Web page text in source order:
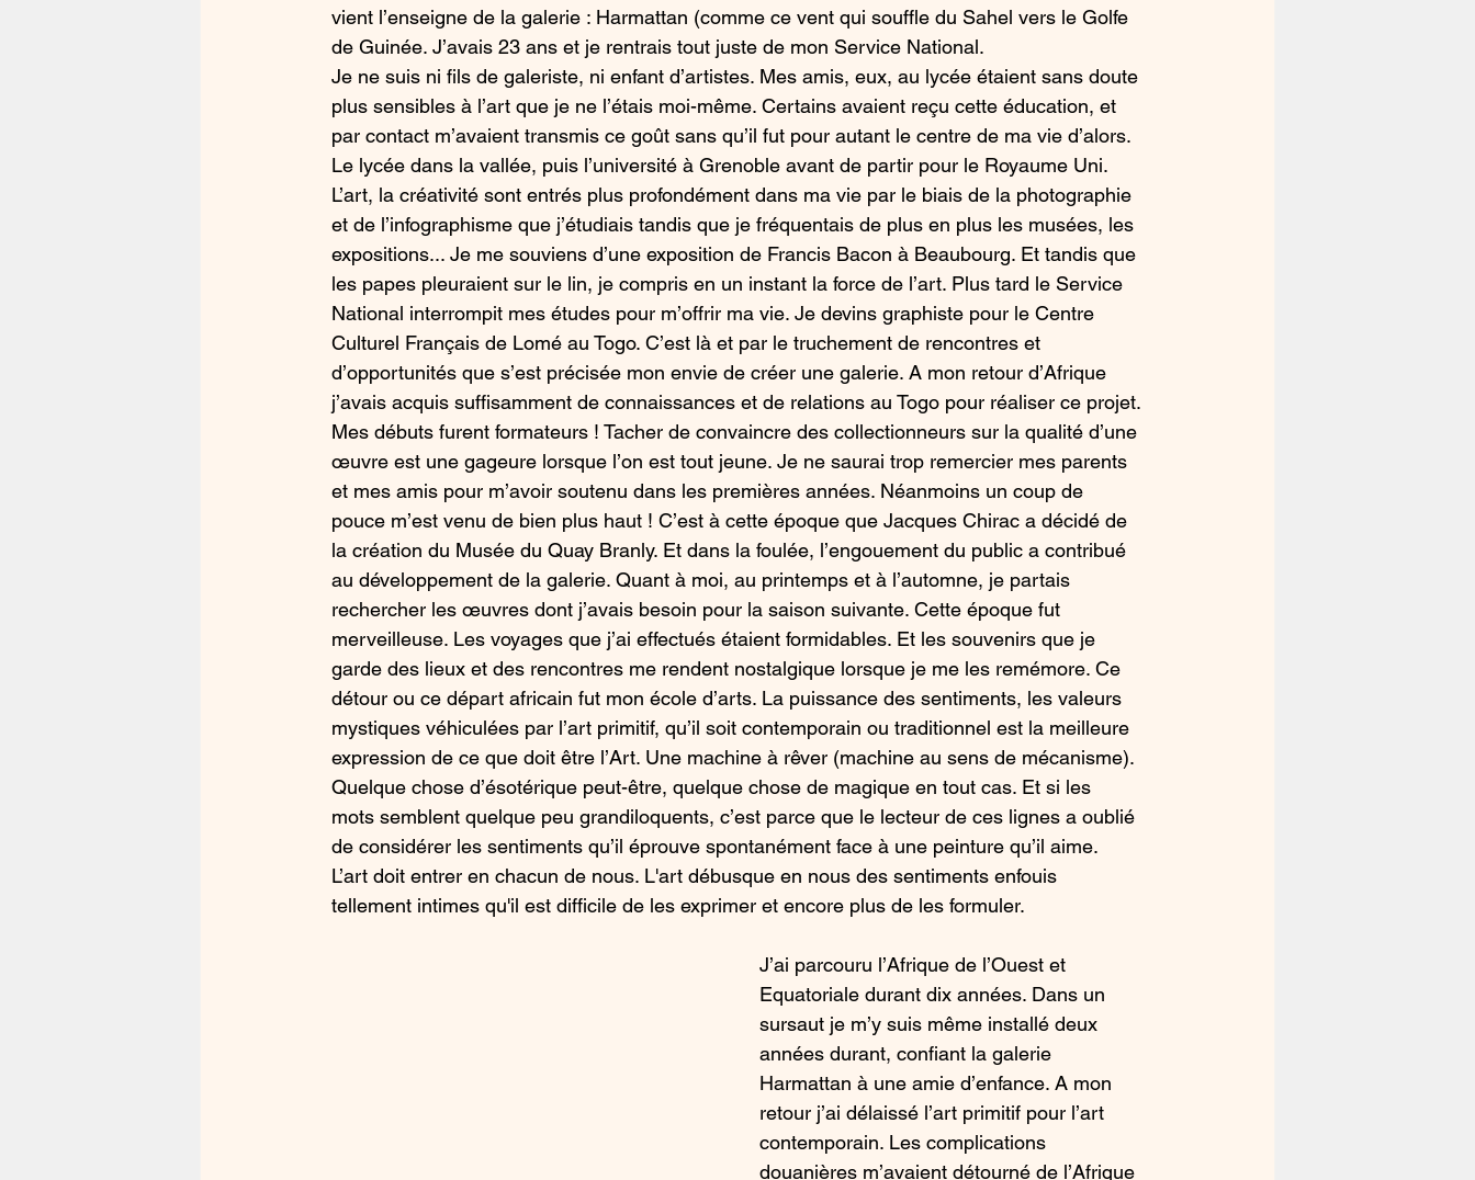
vient l’enseigne de la galerie : Harmattan (comme ce vent qui souffle du Sahel vers le Golfe
de Guinée. J’avais 23 ans et je rentrais tout juste de mon Service National.
Je ne suis ni fils de galeriste, ni enfant d’artistes. Mes amis, eux, au lycée étaient sans doute
plus sensibles à l’art que je ne l’étais moi-même. Certains avaient reçu cette éducation, et
par contact m’avaient transmis ce goût sans qu’il fut pour autant le centre de ma vie d’alors.
Le lycée dans la vallée, puis l’université à Grenoble avant de partir pour le Royaume Uni.
L’art, la créativité sont entrés plus profondément dans ma vie par le biais de la photographie
et de l’infographisme que j’étudiais tandis que je fréquentais de plus en plus les musées, les
expositions... Je me souviens d’une exposition de Francis Bacon à Beaubourg. Et tandis que
les papes pleuraient sur le lin, je compris en un instant la force de l’art. Plus tard le Service
National interrompit mes études pour m’offrir ma vie. Je devins graphiste pour le Centre
Culturel Français de Lomé au Togo. C’est là et par le truchement de rencontres et
d’opportunités que s’est précisée mon envie de créer une galerie. A mon retour d’Afrique
j’avais acquis suffisamment de connaissances et de relations au Togo pour réaliser ce projet.
Mes débuts furent formateurs ! Tacher de convaincre des collectionneurs sur la qualité d’une
œuvre est une gageure lorsque l’on est tout jeune. Je ne saurai trop remercier mes parents
et mes amis pour m’avoir soutenu dans les premières années. Néanmoins un coup de
pouce m’est venu de bien plus haut ! C’est à cette époque que Jacques Chirac a décidé de
la création du Musée du Quay Branly. Et dans la foulée, l’engouement du public a contribué
au développement de la galerie. Quant à moi, au printemps et à l’automne, je partais
rechercher les œuvres dont j’avais besoin pour la saison suivante. Cette époque fut
merveilleuse. Les voyages que j’ai effectués étaient formidables. Et les souvenirs que je
garde des lieux et des rencontres me rendent nostalgique lorsque je me les remémore. Ce
détour ou ce départ africain fut mon école d’arts. La puissance des sentiments, les valeurs
mystiques véhiculées par l’art primitif, qu’il soit contemporain ou traditionnel est la meilleure
expression de ce que doit être l’Art. Une machine à rêver (machine au sens de mécanisme).
Quelque chose d’ésotérique peut-être, quelque chose de magique en tout cas. Et si les
mots semblent quelque peu grandiloquents, c’est parce que le lecteur de ces lignes a oublié
de considérer les sentiments qu’il éprouve spontanément face à une peinture qu’il aime.
L’art doit entrer en chacun de nous. L'art débusque en nous des sentiments enfouis
tellement intimes qu'il est difficile de les exprimer et encore plus de les formuler.
J’ai parcouru l’Afrique de l’Ouest et
Equatoriale durant dix années. Dans un
sursaut je m’y suis même installé deux
années durant, confiant la galerie
Harmattan à une amie d’enfance. A mon
retour j’ai délaissé l’art primitif pour l’art
contemporain. Les complications
douanières m’avaient détourné de l’Afrique